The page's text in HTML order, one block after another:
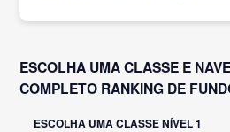
ESCOLHA UMA CLASSE E
COMPLETO RANKING DE
ESCOLHA UMA CLASSE NÍVEL 1